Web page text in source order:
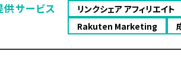
供サービス リンクシェア アフィリエイト
Rakuten Marketing